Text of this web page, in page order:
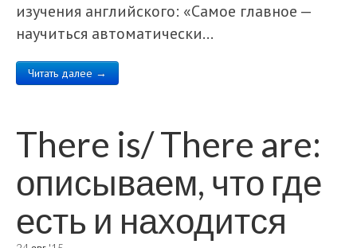
изучения английского: «Самое главное —
научиться автоматически…
Читать далее →
There is/ There are:
описываем, что где
есть и находится